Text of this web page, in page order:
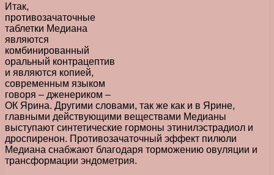
Итак,
противозачаточные
таблетки Медиана
являются
комбинированный
оральный контрацептив
и являются копией,
современным языком
говоря – дженериком –
ОК Ярина. Другими словами, так же как и в Ярине,
главными действующими веществами Медианы
выступают синтетические гормоны этинилэстрадиол и
дроспиренон. Противозачаточный эффект пилюли
Медиана снабжают благодаря торможению овуляции и
трансформации эндометрия.